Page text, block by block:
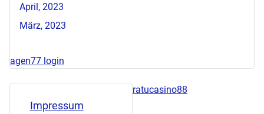
April, 2023
März, 2023
agen77 login
Impressum
ratucasino88